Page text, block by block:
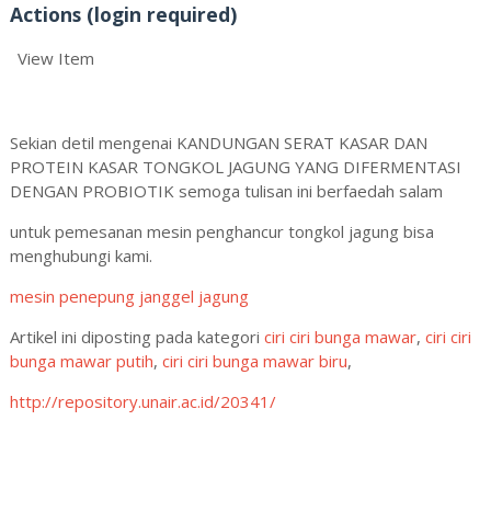
Actions (login required)
View Item
Sekian detil mengenai KANDUNGAN SERAT KASAR DAN
PROTEIN KASAR TONGKOL JAGUNG YANG DIFERMENTASI
DENGAN PROBIOTIK semoga tulisan ini berfaedah salam
untuk pemesanan mesin penghancur tongkol jagung bisa
menghubungi kami.
mesin penepung janggel jagung
Artikel ini diposting pada kategori ciri ciri bunga mawar, ciri ciri
bunga mawar putih, ciri ciri bunga mawar biru,
http://repository.unair.ac.id/20341/